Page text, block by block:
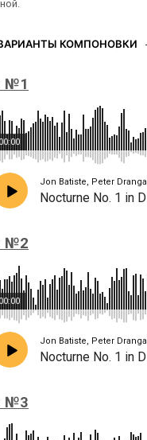
КОМПОНОВКИ
№1
00:00
Jon Batiste, Peter Dranga
№2
00:00
Jon Batiste, Peter Dranga
№3